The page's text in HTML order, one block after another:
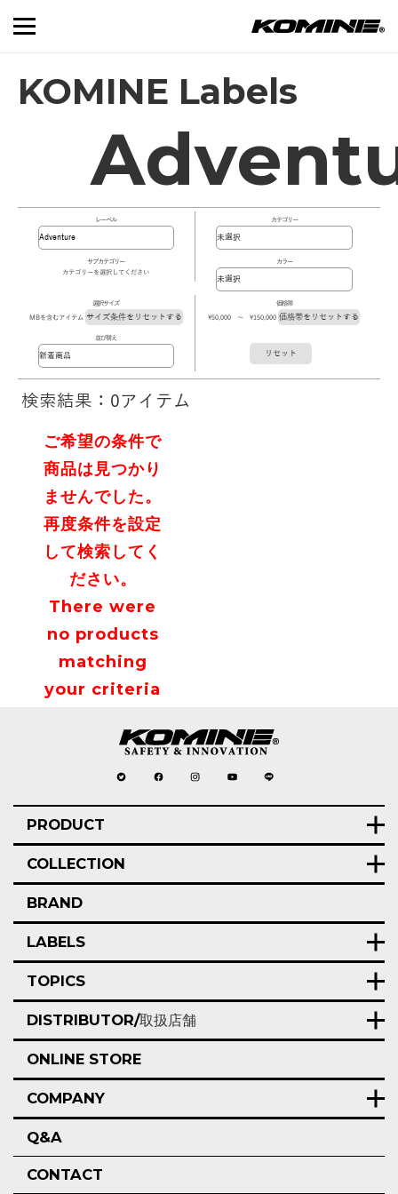
KOMINE Labels
レーベル カテゴリー
サブカテゴリー
カテゴリーを選択してください
カラー
選択サイズ
MBを含むアイテム サイズ条件をリセットする
価格帯
\50,000 ～ \150,000 価格帯をリセットする
並び替え
リセット
検索結果：0アイテム
ご希望の条件で
商品は見つかり
ませんでした。
再度条件を設定
して検索してく
ださい。
There were
no products
matching
your criteria
PRODUCT
COLLECTION
BRAND
LABELS
TOPICS
DISTRIBUTOR/取扱店舗
ONLINE STORE
COMPANY
Q&A
CONTACT